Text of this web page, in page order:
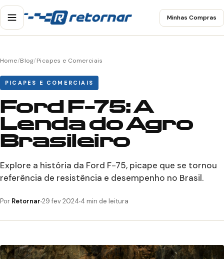
Minhas Compras
Home/Blog/Picapes e Comerciais
PICAPES E COMERCIAIS
Ford F-75: A
Lenda do Agro
Brasileiro
Explore a história da Ford F-75, picape que se tornou
referência de resistência e desempenho no Brasil.
Por Retornar 29 fev 2024 4 min de leitura